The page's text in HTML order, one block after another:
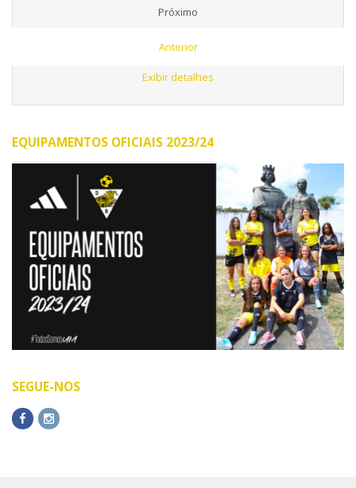
Próximo
Anterior
Exibir detalhes
EQUIPAMENTOS OFICIAIS 2023/24
SEGUE-NOS